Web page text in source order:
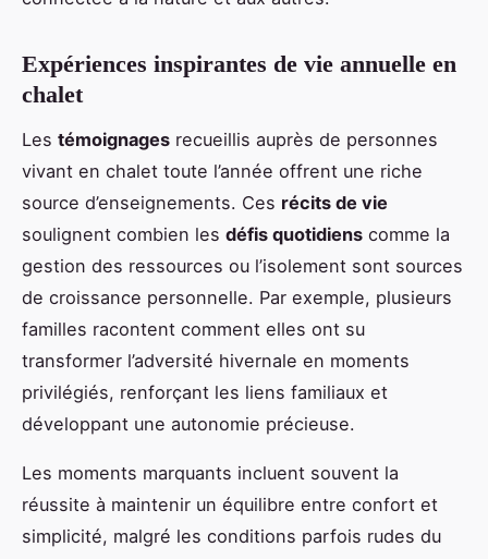
Expériences inspirantes de vie annuelle en
chalet
Les témoignages recueillis auprès de personnes
vivant en chalet toute l’année offrent une riche
source d’enseignements. Ces récits de vie
soulignent combien les défis quotidiens comme la
gestion des ressources ou l’isolement sont sources
de croissance personnelle. Par exemple, plusieurs
familles racontent comment elles ont su
transformer l’adversité hivernale en moments
privilégiés, renforçant les liens familiaux et
développant une autonomie précieuse.
Les moments marquants incluent souvent la
réussite à maintenir un équilibre entre confort et
simplicité, malgré les conditions parfois rudes du